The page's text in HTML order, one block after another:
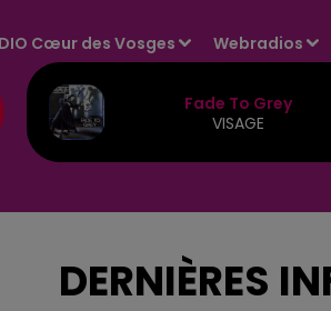
Cœur des Vosges Webradios
Fade To Grey
VISAGE
DERNIÈRES